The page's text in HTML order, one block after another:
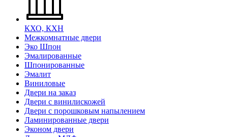
КХО, КХН
Межкомнатные двери
Эко Шпон
Эмалированные
Шпонированные
Эмалит
Виниловые
Двери на заказ
Двери с винилискожей
Двери с порошковым напылением
Ламинированные двери
Эконом двери